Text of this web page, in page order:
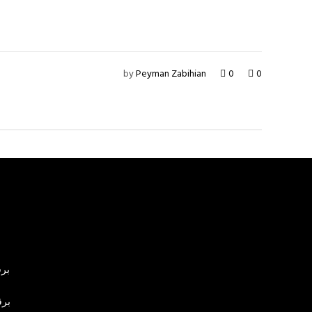
byPeyman Zabihian 0 0